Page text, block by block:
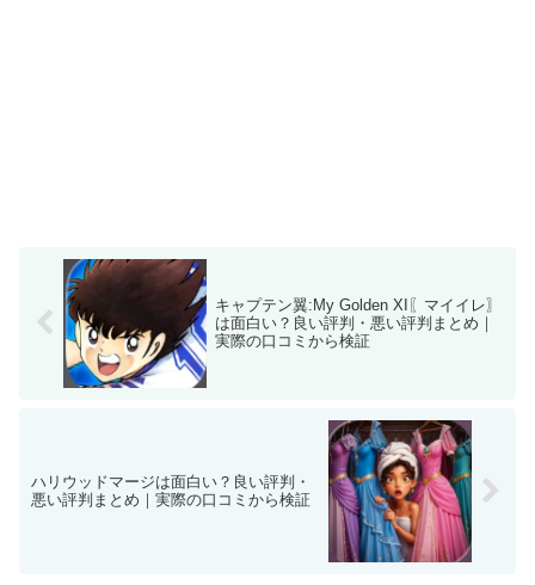
キャプテン翼:My Golden XI〖マイイレ〗
は面白い？良い評判・悪い評判まとめ｜
実際の口コミから検証
ハリウッドマージは面白い？良い評判・
悪い評判まとめ｜実際の口コミから検証